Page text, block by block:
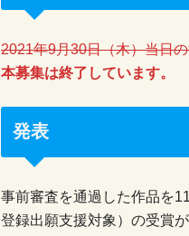
2021年9月30日（木）当日
本募集は終了しています。
発表
事前審査を通過した作品を
登録出願支援対象）の受賞